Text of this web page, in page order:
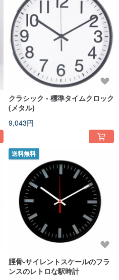
クラシック - 標準タイムクロック
(メタル)
9,043円
送料無料
脛骨-サイレントスケールのフラ
ンスのレトロな駅時計